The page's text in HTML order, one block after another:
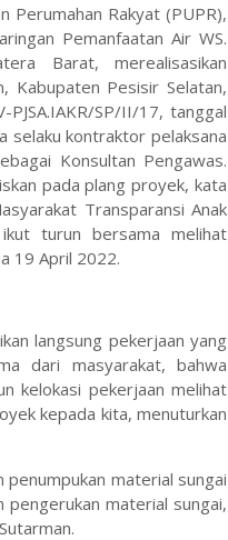
Perumahan Rakyat (PUPR),
Pemanfaatan Air WS.
Barat, merealisasikan
Kabupaten Pesisir Selatan,
SP/II/17, tanggal
selaku kontraktor pelaksana
Konsultan Pengawas.
pada plang proyek, kata
Transparansi Anak
turun bersama melihat
19 April 2022.
langsung pekerjaan yang
dari masyarakat, bahwa
kelokasi pekerjaan melihat
kepada kita, menuturkan
material sungai
material sungai,